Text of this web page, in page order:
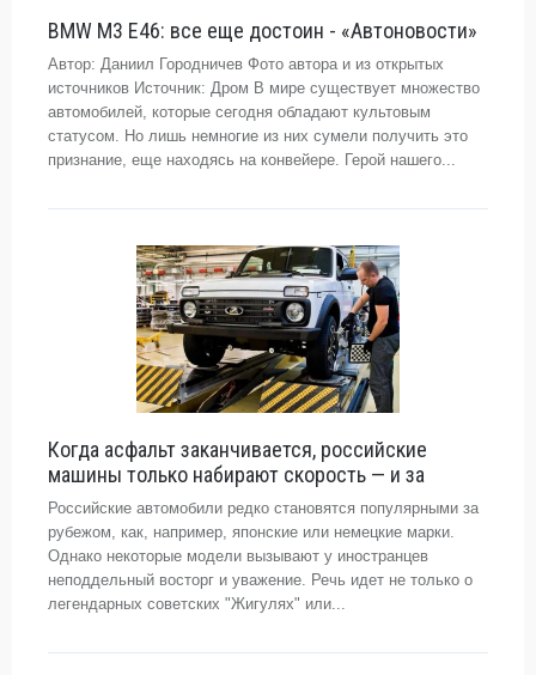
BMW M3 E46: все еще достоин - «Автоновости»
Автор: Даниил Городничев Фото автора и из открытых
источников Источник: Дром В мире существует множество
автомобилей, которые сегодня обладают культовым
статусом. Но лишь немногие из них сумели получить это
признание, еще находясь на конвейере. Герой нашего...
Когда асфальт заканчивается, российские
машины только набирают скорость — и за
Российские автомобили редко становятся популярными за
рубежом, как, например, японские или немецкие марки.
Однако некоторые модели вызывают у иностранцев
неподдельный восторг и уважение. Речь идет не только о
легендарных советских "Жигулях" или...